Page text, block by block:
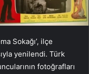
Sokağı’, ilçe
yenilendi. Türk
fotoğrafları